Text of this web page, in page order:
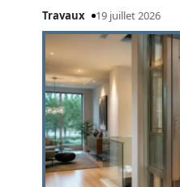
Travaux 19 juillet 2026